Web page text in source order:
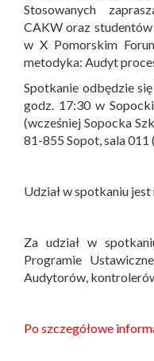
Stosowanych
CAKW oraz
w X Pomorskim
metodyka: Audyt
Spotkanie odbędzie
godz. 17:30 w
(wcześniej Sopocka
81-855 Sopot, sala 011
Udział w spotkaniu jest
Za udział w
Programie
Audytorów,
Po szczegółowe